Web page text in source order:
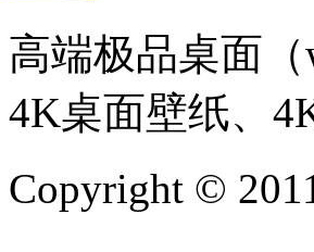
高端极品桌面
4K桌面壁纸、
Copyright ©